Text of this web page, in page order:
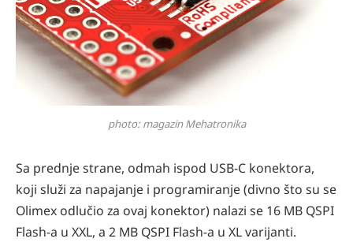
photo: magazin Mehatronika
Sa prednje strane, odmah ispod USB-C konektora,
koji služi za napajanje i programiranje (divno što su se
Olimex odlučio za ovaj konektor) nalazi se 16 MB QSPI
Flash-a u XXL, a 2 MB QSPI Flash-a u XL varijanti.